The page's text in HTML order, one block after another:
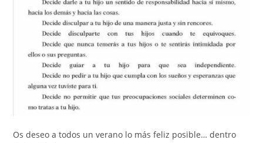
Os deseo a todos un verano lo más feliz posible… dentro